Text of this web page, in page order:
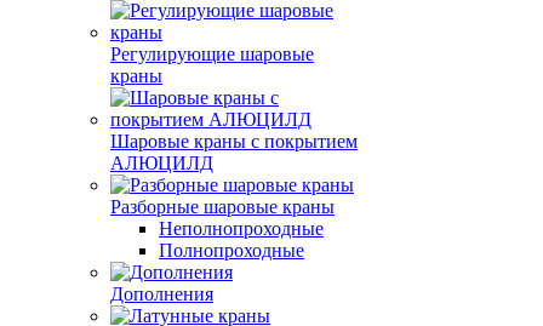
Регулирующие шаровые
краны
Шаровые краны с покрытием
АЛЮЦИЛД
Разборные шаровые краны
Неполнопроходные
Полнопроходные
Дополнения